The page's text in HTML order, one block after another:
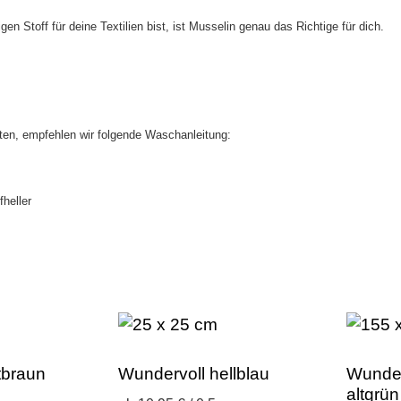
Stoff für deine Textilien bist, ist Musselin genau das Richtige für dich.
empfehlen wir folgende Waschanleitung:
Wundervoll hellblau
altgrün